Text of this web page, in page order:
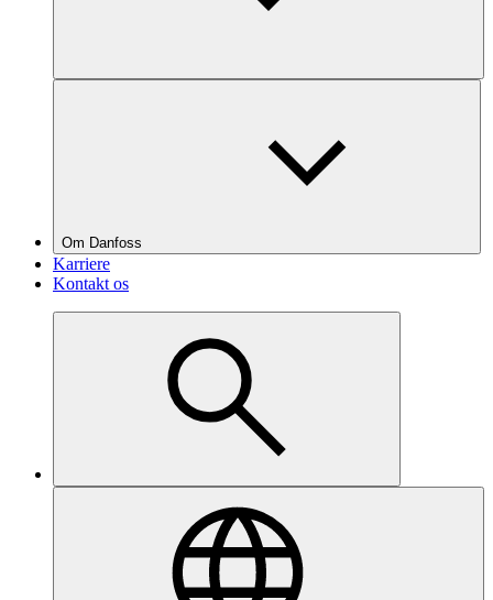
Om Danfoss
Karriere
Kontakt os